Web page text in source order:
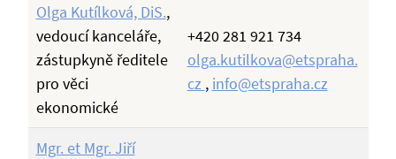
Olga Kutílková, DiS.,
vedoucí kanceláře,
zástupkyně ředitele
pro věci
ekonomické
+420 281 921 734
olga.kutilkova@etspraha.
cz , info@etspraha.cz
Mgr. et Mgr. Jiří